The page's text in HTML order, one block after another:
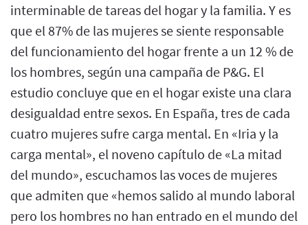
interminable de tareas del hogar y la familia. Y es
que el 87% de las mujeres se siente responsable
del funcionamiento del hogar frente a un 12 % de
los hombres, según una campaña de P&G. El
estudio concluye que en el hogar existe una clara
desigualdad entre sexos. En España, tres de cada
cuatro mujeres sufre carga mental. En «Iria y la
carga mental», el noveno capítulo de «La mitad
del mundo», escuchamos las voces de mujeres
que admiten que «hemos salido al mundo laboral
pero los hombres no han entrado en el mundo del